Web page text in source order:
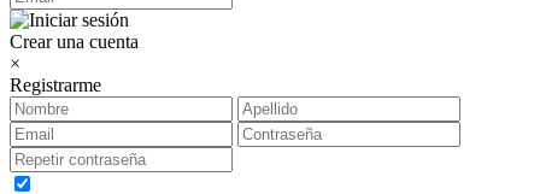
Crear una cuenta
×
Registrarme